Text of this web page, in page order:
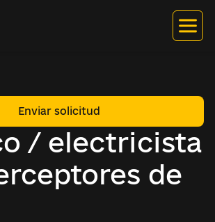
/ electricista
de
Enviar solicitud